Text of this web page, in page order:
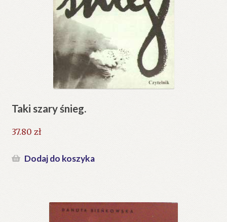
Taki szary śnieg.
37.80 zł
Dodaj do koszyka